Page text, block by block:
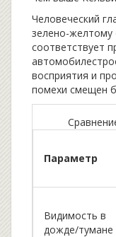
Человеческий
зелено-желтому
соответствует
восприятия и
помехи смещен
Параметр
Видимость в
дожде/тумане